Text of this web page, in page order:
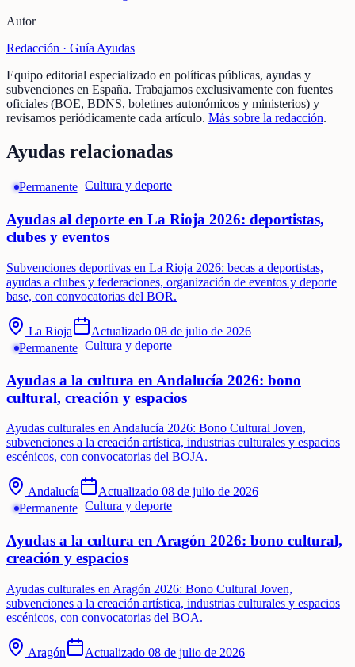
Autor
Redacción · Guía Ayudas
Equipo editorial especializado en políticas públicas, ayudas y
subvenciones en España. Trabajamos exclusivamente con fuentes
oficiales (BOE, BDNS, boletines autonómicos y ministerios) y
revisamos periódicamente cada artículo. Más sobre la redacción.
Ayudas relacionadas
Permanente Cultura y deporte
Ayudas al deporte en La Rioja 2026: deportistas,
clubes y eventos
Subvenciones deportivas en La Rioja 2026: becas a deportistas,
ayudas a clubes y federaciones, organización de eventos y deporte
base, con convocatorias del BOR.
La Rioja Actualizado 08 de julio de 2026
Permanente Cultura y deporte
Ayudas a la cultura en Andalucía 2026: bono
cultural, creación y espacios
Ayudas culturales en Andalucía 2026: Bono Cultural Joven,
subvenciones a la creación artística, industrias culturales y espacios
escénicos, con convocatorias del BOJA.
Andalucía Actualizado 08 de julio de 2026
Permanente Cultura y deporte
Ayudas a la cultura en Aragón 2026: bono cultural,
creación y espacios
Ayudas culturales en Aragón 2026: Bono Cultural Joven,
subvenciones a la creación artística, industrias culturales y espacios
escénicos, con convocatorias del BOA.
Aragón Actualizado 08 de julio de 2026